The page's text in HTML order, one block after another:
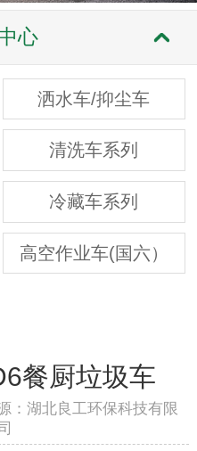
心
洒水车/抑尘车
清洗车系列
冷藏车系列
高空作业车(国六）
餐厨垃圾车
：湖北良工环保科技有限